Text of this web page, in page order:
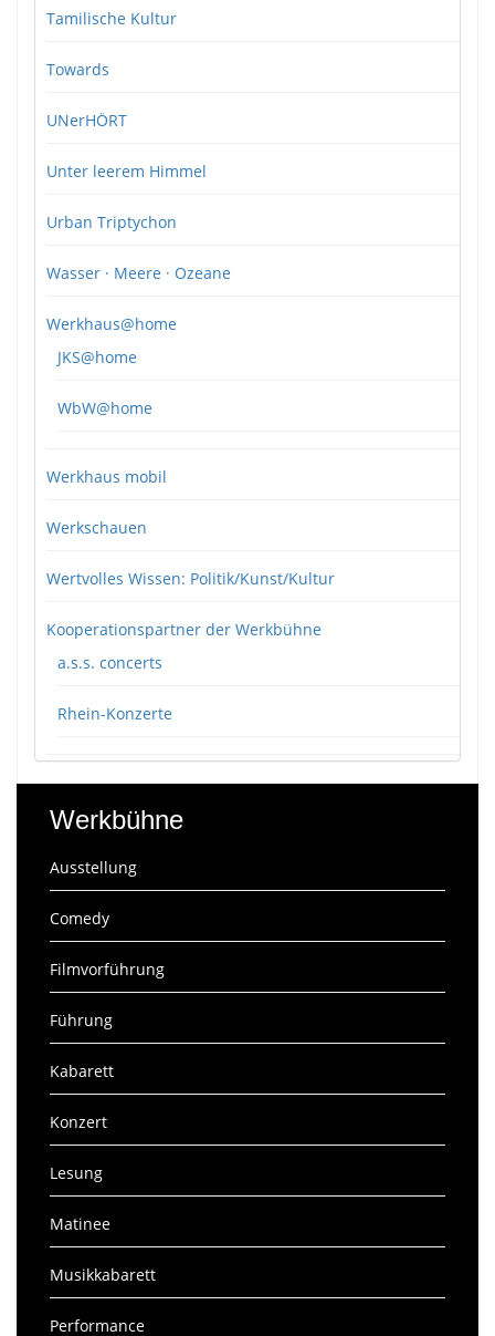
Tamilische Kultur
Towards
UNerHÖRT
Unter leerem Himmel
Urban Triptychon
Wasser · Meere · Ozeane
Werkhaus@home
JKS@home
WbW@home
Werkhaus mobil
Werkschauen
Wertvolles Wissen: Politik/Kunst/Kultur
Kooperationspartner der Werkbühne
a.s.s. concerts
Rhein-Konzerte
Werkbühne
Ausstellung
Comedy
Filmvorführung
Führung
Kabarett
Konzert
Lesung
Matinee
Musikkabarett
Performance